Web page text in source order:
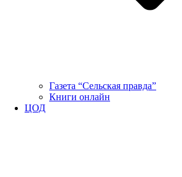
Газета “Сельская правда”
Книги онлайн
ЦОД